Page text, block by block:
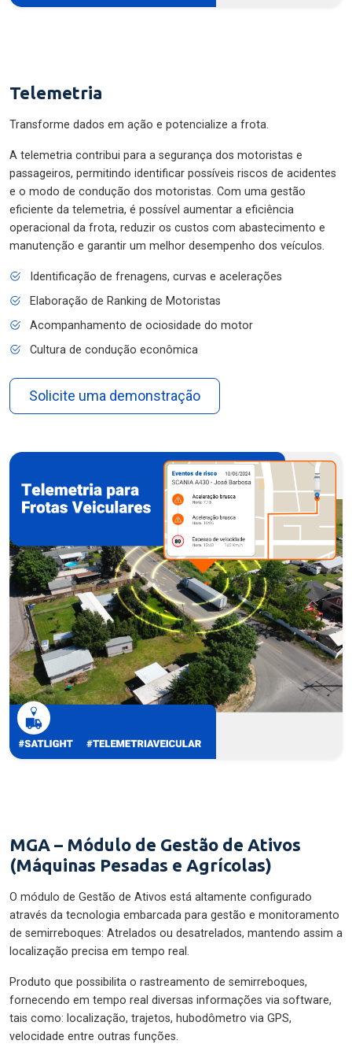
Telemetria
Transforme dados em ação e potencialize a frota.
A telemetria contribui para a segurança dos motoristas e
passageiros, permitindo identificar possíveis riscos de acidentes
e o modo de condução dos motoristas. Com uma gestão
eficiente da telemetria, é possível aumentar a eficiência
operacional da frota, reduzir os custos com abastecimento e
manutenção e garantir um melhor desempenho dos veículos.
Identificação de frenagens, curvas e acelerações
Elaboração de Ranking de Motoristas
Acompanhamento de ociosidade do motor
Cultura de condução econômica
Solicite uma demonstração
MGA – Módulo de Gestão de Ativos
(Máquinas Pesadas e Agrícolas)
O módulo de Gestão de Ativos está altamente configurado
através da tecnologia embarcada para gestão e monitoramento
de semirreboques: Atrelados ou desatrelados, mantendo assim a
localização precisa em tempo real.
Produto que possibilita o rastreamento de semirreboques,
fornecendo em tempo real diversas informações via software,
tais como: localização, trajetos, hubodômetro via GPS,
velocidade entre outras funções.